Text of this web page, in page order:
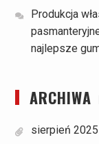
Produkcja
najlepsze
ARCHIWA
sierpień 2025